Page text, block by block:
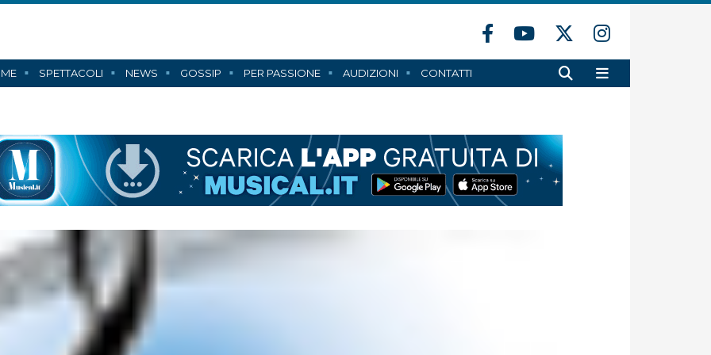
SPETTACOLI NEWS GOSSIP PER PASSIONE AUDIZIONI CONTATTI